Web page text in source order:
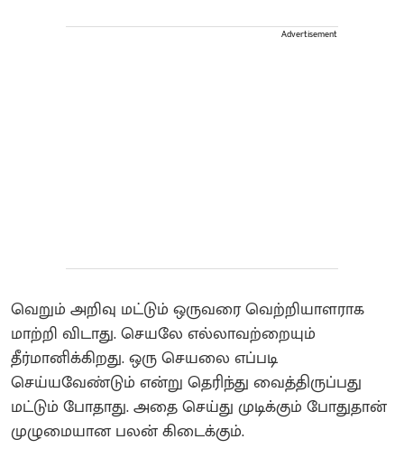
Advertisement
வெறும் அறிவு மட்டும் ஒருவரை வெற்றியாளராக
மாற்றி விடாது. செயலே எல்லாவற்றையும்
தீர்மானிக்கிறது. ஒரு செயலை எப்படி
செய்யவேண்டும் என்று தெரிந்து வைத்திருப்பது
மட்டும் போதாது. அதை செய்து முடிக்கும் போதுதான்
முழுமையான பலன் கிடைக்கும்.